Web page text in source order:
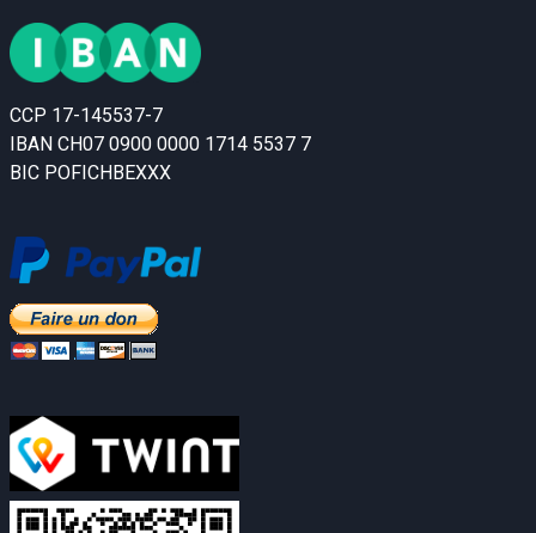
CCP 17-145537-7
IBAN CH07 0900 0000 1714 5537 7
BIC POFICHBEXXX